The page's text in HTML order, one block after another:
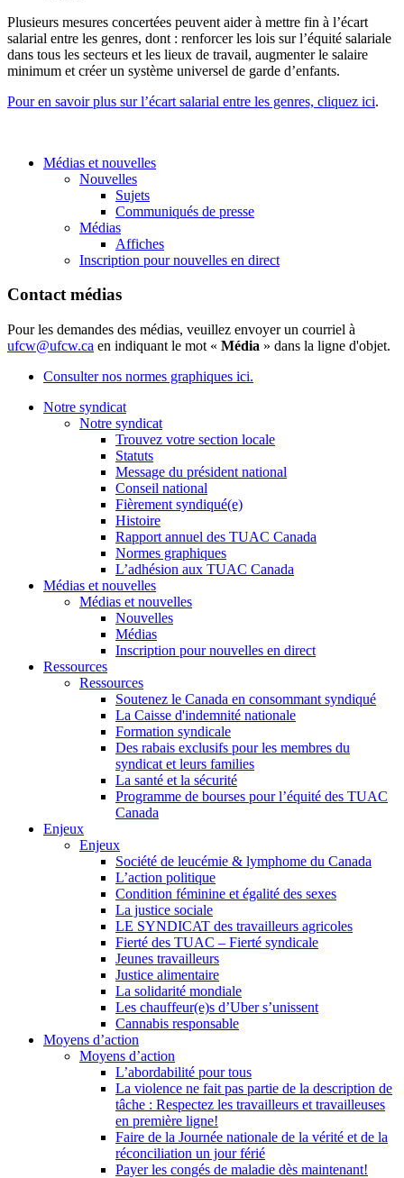
Plusieurs mesures concertées peuvent aider à mettre fin à l’écart
salarial entre les genres, dont : renforcer les lois sur l’équité salariale
dans tous les secteurs et les lieux de travail, augmenter le salaire
minimum et créer un système universel de garde d’enfants.
Pour en savoir plus sur l’écart salarial entre les genres, cliquez ici.
Médias et nouvelles
Nouvelles
Sujets
Communiqués de presse
Médias
Affiches
Inscription pour nouvelles en direct
Contact médias
Pour les demandes des médias, veuillez envoyer un courriel à
ufcw@ufcw.ca en indiquant le mot « Média » dans la ligne d'objet.
Consulter nos normes graphiques ici.
Notre syndicat
Notre syndicat
Trouvez votre section locale
Statuts
Message du président national
Conseil national
Fièrement syndiqué(e)
Histoire
Rapport annuel des TUAC Canada
Normes graphiques
L’adhésion aux TUAC Canada
Médias et nouvelles
Médias et nouvelles
Nouvelles
Médias
Inscription pour nouvelles en direct
Ressources
Ressources
Soutenez le Canada en consommant syndiqué
La Caisse d'indemnité nationale
Formation syndicale
Des rabais exclusifs pour les membres du
syndicat et leurs families
La santé et la sécurité
Programme de bourses pour l’équité des TUAC
Canada
Enjeux
Enjeux
Société de leucémie & lymphome du Canada
L’action politique
Condition féminine et égalité des sexes
La justice sociale
LE SYNDICAT des travailleurs agricoles
Fierté des TUAC – Fierté syndicale
Jeunes travailleurs
Justice alimentaire
La solidarité mondiale
Les chauffeur(e)s d’Uber s’unissent
Cannabis responsable
Moyens d’action
Moyens d’action
L’abordabilité pour tous
La violence ne fait pas partie de la description de
tâche : Respectez les travailleurs et travailleuses
en première ligne!
Faire de la Journée nationale de la vérité et de la
réconciliation un jour férié
Payer les congés de maladie dès maintenant!